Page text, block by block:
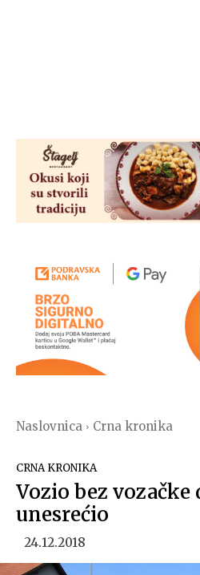
Naslovnica Crna kronika
CRNA KRONIKA
Vozio bez vozačke
unesrećio
24.12.2018